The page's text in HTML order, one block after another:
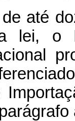
até
lei, o